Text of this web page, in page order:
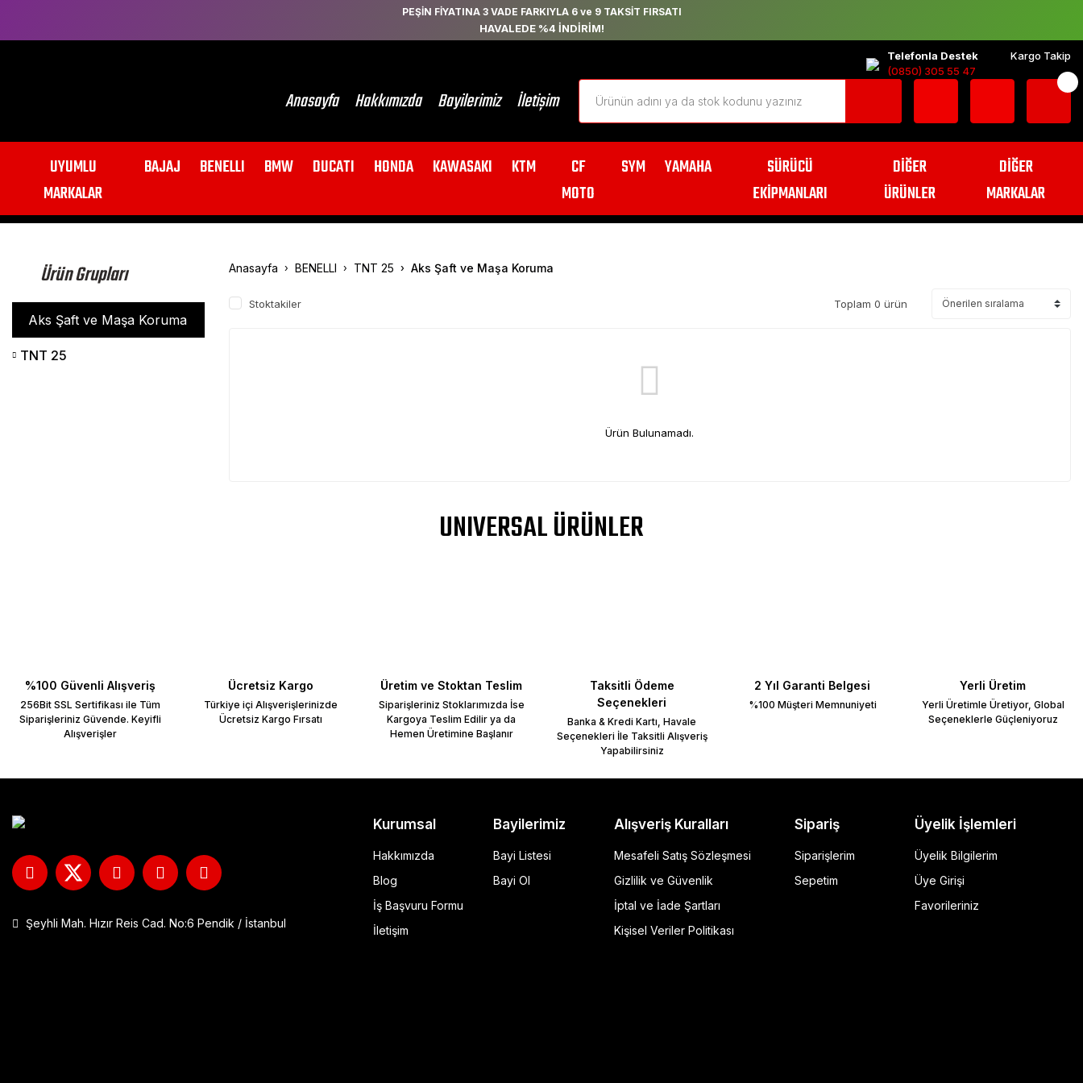
PEŞİN FİYATINA 3 VADE FARKIYLA 6 ve 9 TAKSİT FIRSATI
HAVALEDE %4 İNDİRİM!
Telefonla Destek
(0850) 305 55 47
Kargo Takip
Anasayfa Hakkımızda Bayilerimiz İletişim
UYUMLU
MARKALAR
BAJAJ BENELLI BMW DUCATI HONDA KAWASAKI KTM
CF
MOTO
SYM YAMAHA
SÜRÜCÜ
EKİPMANLARI
DİĞER
ÜRÜNLER
DİĞER
MARKALAR
Ürün Grupları
Aks Şaft ve Maşa Koruma
TNT 25
Anasayfa BENELLI TNT 25 Aks Şaft ve Maşa Koruma
Stoktakiler Toplam 0 ürün
Ürün Bulunamadı.
UNIVERSAL ÜRÜNLER
GP Kompozit Universal 45 lt Plastik Motosiklet Çantası Siyah
%100 Güvenli Alışveriş
256Bit SSL Sertifikası ile Tüm
Siparişleriniz Güvende. Keyifli
Alışverişler
Ücretsiz Kargo
Türkiye içi Alışverişlerinizde
Ücretsiz Kargo Fırsatı
Üretim ve Stoktan Teslim
Siparişleriniz Stoklarımızda İse
Kargoya Teslim Edilir ya da
Hemen Üretimine Başlanır
Taksitli Ödeme
Seçenekleri
Banka & Kredi Kartı, Havale
Seçenekleri İle Taksitli Alışveriş
Yapabilirsiniz
2 Yıl Garanti Belgesi
%100 Müşteri Memnuniyeti
Yerli Üretim
Yerli Üretimle Üretiyor, Global
Seçeneklerle Güçleniyoruz
Şeyhli Mah. Hızır Reis Cad. No:6 Pendik / İstanbul
Kurumsal
Hakkımızda
Blog
İş Başvuru Formu
İletişim
Bayilerimiz
Bayi Listesi
Bayi Ol
Alışveriş Kuralları
Mesafeli Satış Sözleşmesi
Gizlilik ve Güvenlik
İptal ve İade Şartları
Kişisel Veriler Politikası
Sipariş
Siparişlerim
Sepetim
Üyelik İşlemleri
Üyelik Bilgilerim
Üye Girişi
Favorileriniz